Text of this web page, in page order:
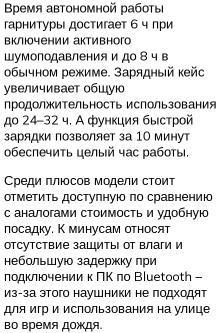
Время автономной работы
гарнитуры достигает 6 ч при
включении активного
шумоподавления и до 8 ч в
обычном режиме. Зарядный кейс
увеличивает общую
продолжительность использования
до 24–32 ч. А функция быстрой
зарядки позволяет за 10 минут
обеспечить целый час работы.
Среди плюсов модели стоит
отметить доступную по сравнению
с аналогами стоимость и удобную
посадку. К минусам относят
отсутствие защиты от влаги и
небольшую задержку при
подключении к ПК по Bluetooth –
из-за этого наушники не подходят
для игр и использования на улице
во время дождя.